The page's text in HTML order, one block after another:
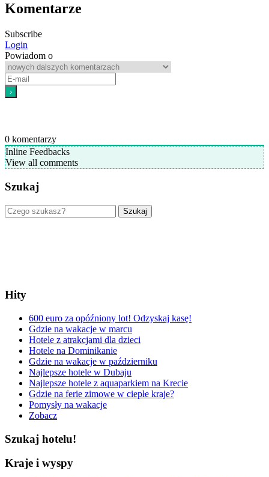
Komentarze
Subscribe
Login
Powiadom o
0 komentarzy
Inline Feedbacks
View all comments
Szukaj
Szukaj
Hity
600 euro za opóźniony lot! Odzyskaj kasę!
Gdzie na wakacje w marcu
Hotele z atrakcjami dla dzieci
Hotele na Dominikanie
Gdzie na wakacje w październiku
Najlepsze hotele w Dubaju
Najlepsze hotele z aquaparkiem na Krecie
Gdzie na ferie zimowe w ciepłe kraje?
Pomysły na wakacje
Zobacz
Szukaj hotelu!
Kraje i wyspy